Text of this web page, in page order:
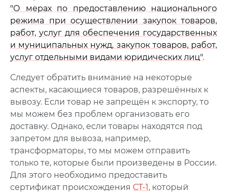
"О мерах по предоставлению национального
режима при осуществлении закупок товаров,
работ, услуг для обеспечения государственных
и муниципальных нужд, закупок товаров, работ,
услуг отдельными видами юридических лиц".
Следует обратить внимание на некоторые
аспекты, касающиеся товаров, разрешённых к
вывозу. Если товар не запрещён к экспорту, то
мы можем без проблем организовать его
доставку. Однако, если товары находятся под
запретом для вывоза, например,
трансформаторы, то мы можем отправить
только те, которые были произведены в России.
Для этого необходимо предоставить
сертификат происхождения СТ-1 , который